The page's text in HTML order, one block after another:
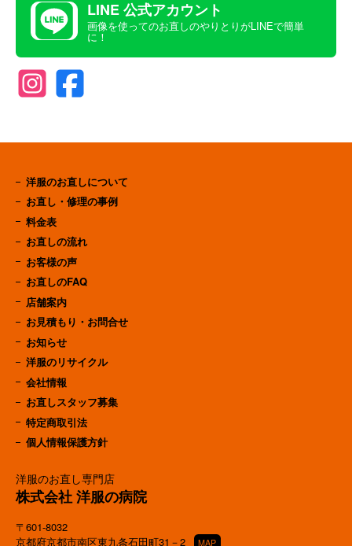
LINE 公式アカウント
画像を使ってのお直しのやりとりがLINEで簡単
に！
洋服のお直し専門店
株式会社 洋服の病院
〒601-8032
京都府京都市南区東九条石田町31－2
MAP
洋服のお直しについて
お直し・修理の事例
料金表
お直しの流れ
お客様の声
お直しのFAQ
店舗案内
お見積もり・お問合せ
お知らせ
洋服のリサイクル
会社情報
お直しスタッフ募集
特定商取引法
個人情報保護方針